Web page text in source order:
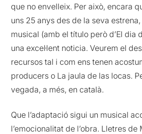
que no envelleix. Per això, encara
uns 25 anys des de la seva estrena,
musical (amb el título però d’El dia
una excel·lent noticia. Veurem el
recursos tal i com ens tenen
producers o La jaula de las locas.
vegada, a més, en català.
Que l’adaptació sigui un musical
l’emocionalitat de l’obra. Lletres de